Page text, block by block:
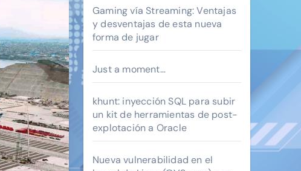
Gaming vía Streaming: Ventajas
y desventajas de esta nueva
forma de jugar
Just a moment…
khunt: inyección SQL para subir
un kit de herramientas de post-
explotación a Oracle
Nueva vulnerabilidad en el